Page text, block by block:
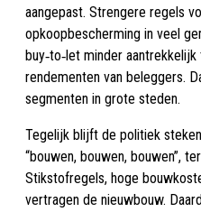
aangepast. Strengere regels
opkoopbescherming in veel
buy‑to‑let minder
rendementen van beleggers.
segmenten in grote steden.
Tegelijk blijft de politiek
“bouwen, bouwen, bouwen”,
Stikstofregels, hoge
vertragen de nieuwbouw.